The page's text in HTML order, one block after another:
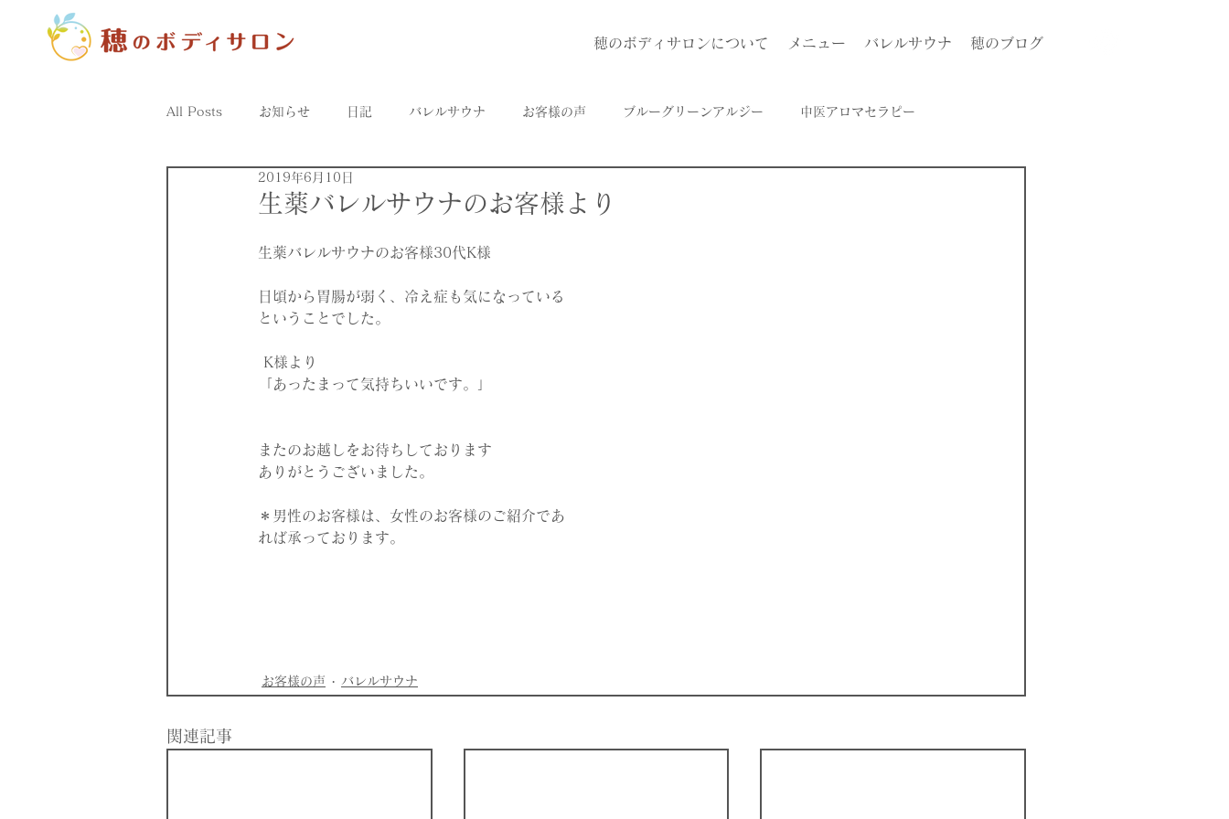
穂のボディサロンについて メニュー バレルサウナ 穂のブログ
All Posts お知らせ 日記 バレルサウナ お客様の声 ブルーグリーンアルジー 中医アロマセラピー
量子のおはなし
生薬バレルサウナのお客様より
2019年6月10日
生薬バレルサウナのお客様30代K様
日頃から胃腸が弱く、冷え症も気になっている
ということでした。
K様より
「あったまって気持ちいいです。」
またのお越しをお待ちしております
ありがとうございました。
＊男性のお客様は、女性のお客様のご紹介であ
れば承っております。
お客様の声 バレルサウナ
関連記事